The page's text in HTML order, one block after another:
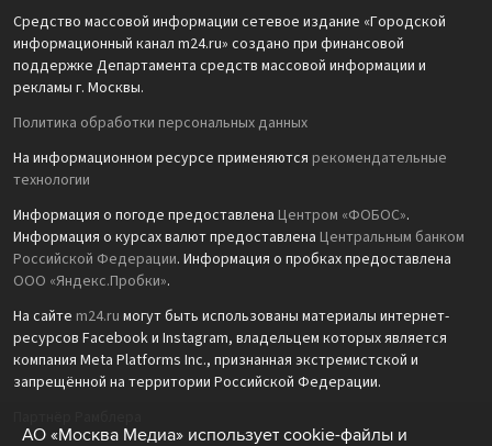
Средство массовой информации сетевое издание «Городской
информационный канал m24.ru» создано при финансовой
поддержке Департамента средств массовой информации и
рекламы г. Москвы.
Политика обработки персональных данных
На информационном ресурсе применяются рекомендательные
технологии
Информация о погоде предоставлена Центром «ФОБОС».
Информация о курсах валют предоставлена Центральным банком
Российской Федерации. Информация о пробках предоставлена
ООО «Яндекс.Пробки».
На сайте m24.ru могут быть использованы материалы интернет-
ресурсов Facebook и Instagram, владельцем которых является
компания Meta Platforms Inc., признанная экстремистской и
запрещённой на территории Российской Федерации.
АО «Москва Медиа» использует cookie-файлы и